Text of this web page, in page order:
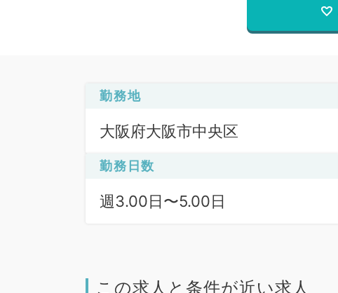
勤務地
大阪府大阪市中央区
勤務日数
週3.00日〜5.00日
この求人と条件が近い求人